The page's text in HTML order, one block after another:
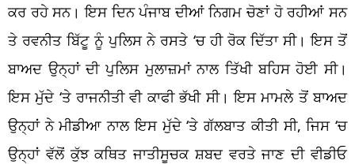
ਕਰ ਰਹੇ ਸਨ। ਇਸ ਦਿਨ ਪੰਜਾਬ ਦੀਆਂ ਨਿਗਮ ਚੋਣਾਂ ਹੋ ਰਹੀਆਂ ਸਨ
ਤੇ ਰਵਨੀਤ ਬਿੱਟੂ ਨੂੰ ਪੁਲਿਸ ਨੇ ਰਸਤੇ ‘ਚ ਹੀ ਰੋਕ ਦਿੱਤਾ ਸੀ। ਇਸ ਤੋਂ
ਬਾਅਦ ਉਨ੍ਹਾਂ ਦੀ ਪੁਲਿਸ ਮੁਲਾਜ਼ਮਾਂ ਨਾਲ ਤਿੱਖੀ ਬਹਿਸ ਹੋਈ ਸੀ।
ਇਸ ਮੁੱਦੇ ‘ਤੇ ਰਾਜਨੀਤੀ ਵੀ ਕਾਫੀ ਭੱਖੀ ਸੀ। ਇਸ ਮਾਮਲੇ ਤੋਂ ਬਾਅਦ
ਉਨ੍ਹਾਂ ਨੇ ਮੀਡੀਆ ਨਾਲ ਇਸ ਮੁੱਦੇ ‘ਤੇ ਗੱਲਬਾਤ ਕੀਤੀ ਸੀ, ਜਿਸ ‘ਚ
ਉਨ੍ਹਾਂ ਵੱਲੋਂ ਕੁੱਝ ਕਥਿਤ ਜਾਤੀਸੂਚਕ ਸ਼ਬਦ ਵਰਤੇ ਜਾਣ ਦੀ ਵੀਡੀਓ